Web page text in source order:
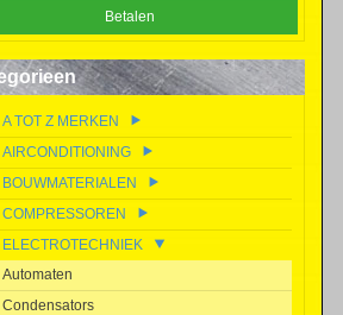
Betalen
A TOT Z MERKEN
AIRCONDITIONING
BOUWMATERIALEN
COMPRESSOREN
ELECTROTECHNIEK
Automaten
Condensators